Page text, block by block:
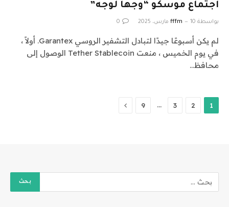
اجتماع موسكو “وجهاً لوجه”
بواسطة fffm 10 مارس، 2025 0
لم يكن أسبوعًا جيدًا لتبادل التشفير الروسي Garantex. أولاً ،
في يوم الخميس ، منعت Tether Stablecoin الوصول إلى
محافظ…
1
2
3
…
9 التالي